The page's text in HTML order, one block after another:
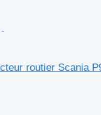
routier Scania